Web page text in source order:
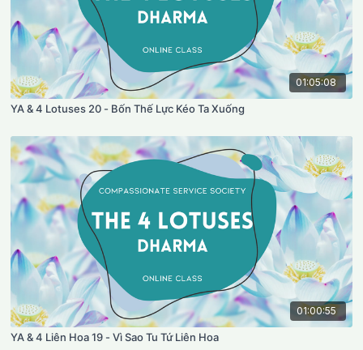
01:05:08
YA & 4 Lotuses 20 - Bốn Thế Lực Kéo Ta Xuống
01:00:55
YA & 4 Liên Hoa 19 - Vì Sao Tu Tứ Liên Hoa